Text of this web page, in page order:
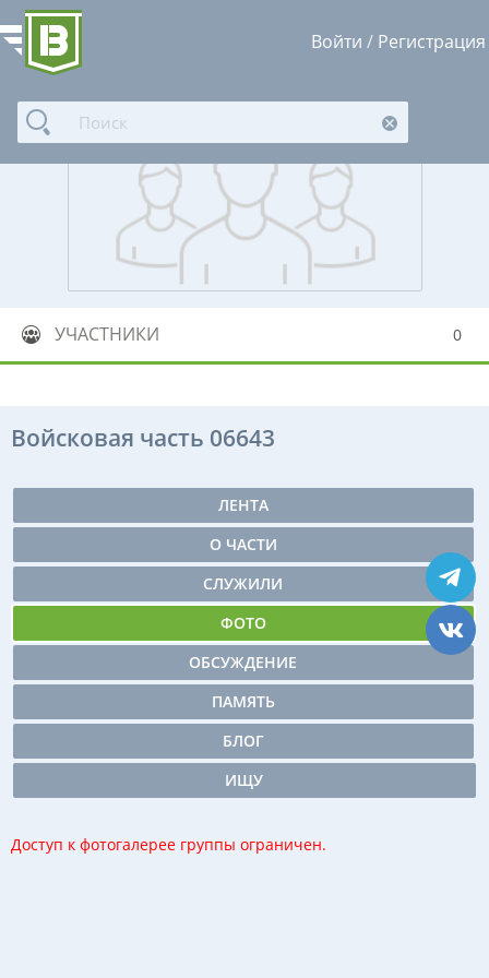
Войти / Регистрация
УЧАСТНИКИ 0
Войсковая часть 06643
ЛЕНТА
О ЧАСТИ
СЛУЖИЛИ
ФОТО
ОБСУЖДЕНИЕ
ПАМЯТЬ
БЛОГ
ИЩУ
Доступ к фотогалерее группы ограничен.